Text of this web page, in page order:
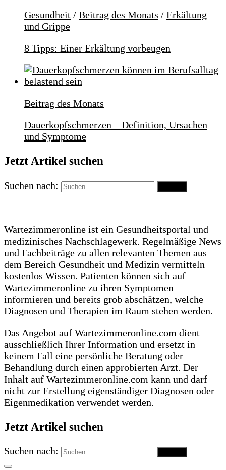
Gesundheit / Beitrag des Monats / Erkältung
und Grippe
8 Tipps: Einer Erkältung vorbeugen
Beitrag des Monats
Dauerkopfschmerzen – Definition, Ursachen
und Symptome
Jetzt Artikel suchen
Suchen nach:
Wartezimmeronline ist ein Gesundheitsportal und
medizinisches Nachschlagewerk. Regelmäßige News
und Fachbeiträge zu allen relevanten Themen aus
dem Bereich Gesundheit und Medizin vermitteln
kostenlos Wissen. Patienten können sich auf
Wartezimmeronline zu ihren Symptomen
informieren und bereits grob abschätzen, welche
Diagnosen und Therapien im Raum stehen werden.
Das Angebot auf Wartezimmeronline.com dient
ausschließlich Ihrer Information und ersetzt in
keinem Fall eine persönliche Beratung oder
Behandlung durch einen approbierten Arzt. Der
Inhalt auf Wartezimmeronline.com kann und darf
nicht zur Erstellung eigenständiger Diagnosen oder
Eigenmedikation verwendet werden.
Jetzt Artikel suchen
Suchen nach: